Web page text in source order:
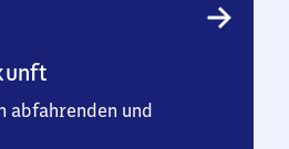
abfahrenden und